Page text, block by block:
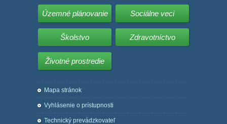
Územné plánovanie Sociálne veci
Školstvo Zdravotníctvo
Životné prostredie
Mapa stránok
Vyhlásenie o prístupnosti
Technický prevádzkovateľ